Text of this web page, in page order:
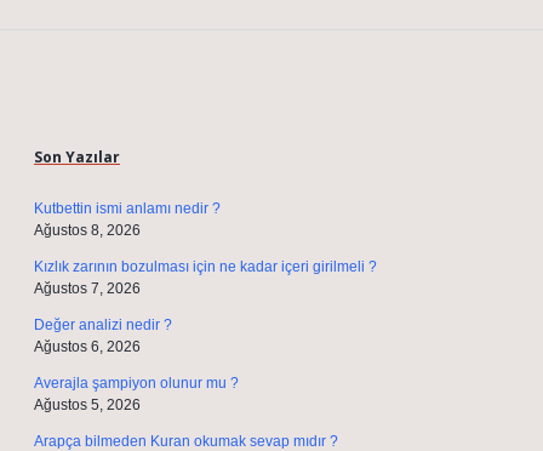
Son Yazılar
Kutbettin ismi anlamı nedir ?
Ağustos 8, 2026
Kızlık zarının bozulması için ne kadar içeri girilmeli ?
Ağustos 7, 2026
Değer analizi nedir ?
Ağustos 6, 2026
Averajla şampiyon olunur mu ?
Ağustos 5, 2026
Arapça bilmeden Kuran okumak sevap mıdır ?